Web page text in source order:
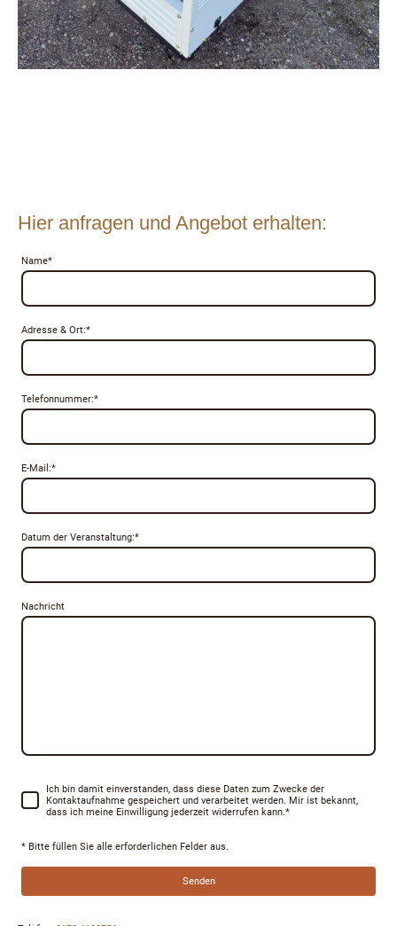
Hier anfragen und Angebot erhalten:
Name*
Adresse & Ort:*
Telefonnummer:*
E-Mail:*
Datum der Veranstaltung:*
Nachricht
Ich bin damit einverstanden, dass diese Daten zum Zwecke der
Kontaktaufnahme gespeichert und verarbeitet werden. Mir ist bekannt,
dass ich meine Einwilligung jederzeit widerrufen kann.*
* Bitte füllen Sie alle erforderlichen Felder aus.
Senden